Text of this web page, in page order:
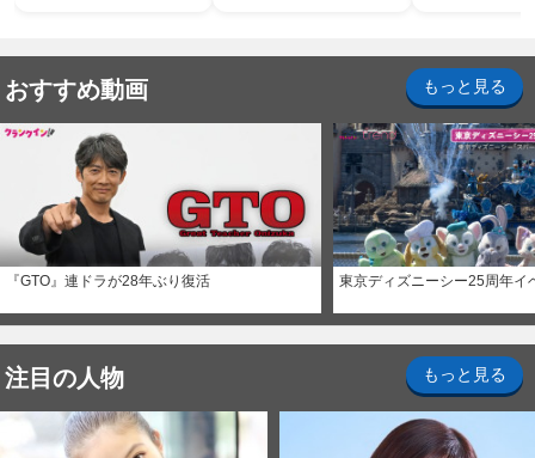
おすすめ動画 もっと見る
『GTO』連ドラが28年ぶり復活 東京ディズニーシー25周年イ
注目の人物 もっと見る